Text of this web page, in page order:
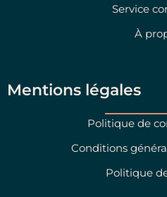
Service
À
Mentions légales
Politique de
Conditions
Politique